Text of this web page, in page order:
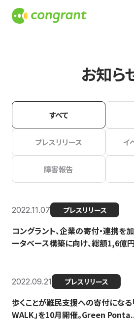
お知ら
すべて
プレスリリース イ
障害報告
2022.11.07 プレスリリース
コングラント、企業の寄付・連携を
ータベース構築に向け、総額1,6億
2022.09.21 プレスリリース
歩くことが難民支援への寄付になる
WALK」を10月開催。Green